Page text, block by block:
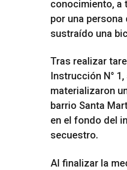
conocimiento, a
por una
sustraído una
Tras realizar
Instrucción N°
materializaron
barrio Santa
en el fondo del
secuestro.
Al finalizar la